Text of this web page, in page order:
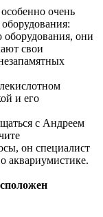
очень
они
свои
и его
с Андреем
он специалист
аквариумистике.